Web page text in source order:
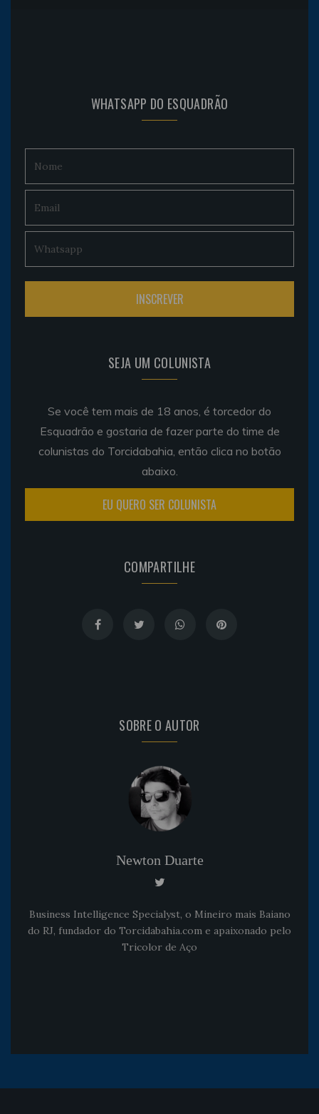
WHATSAPP DO ESQUADRÃO
SEJA UM COLUNISTA
Se você tem mais de 18 anos, é torcedor do
Esquadrão e gostaria de fazer parte do time de
colunistas do Torcidabahia, então clica no botão
abaixo.
EU QUERO SER COLUNISTA
COMPARTILHE
SOBRE O AUTOR
Newton Duarte
Business Intelligence Specialyst, o Mineiro mais Baiano
do RJ, fundador do Torcidabahia.com e apaixonado pelo
Tricolor de Aço